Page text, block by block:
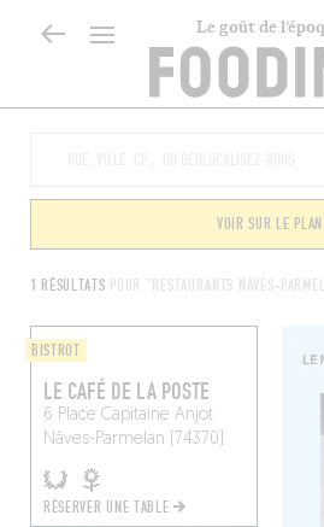
Le goût de
1 RÉSULTATS POUR "RESTAURANTS NÂVES-
VOIR SUR LE PLAN
BISTROT
LE CAFÉ DE LA POSTE
6 Place Capitaine Anjot
Nâves-Parmelan (74370)
RÉSERVER UNE TABLE